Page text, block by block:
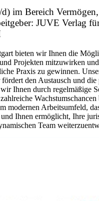
im Bereich
JUVE Verlag
bieten wir Ihnen die
Projekten mitzuwirken
Praxis zu gewinnen.
den Austausch und die
Ihnen durch regelmäßige
modernen Arbeitsumfeld,
Ihnen ermöglicht, Ihre
Team